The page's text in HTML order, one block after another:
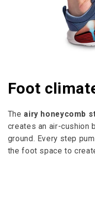
Foot
The airy honeycomb
creates an air-cushion
ground. Every step
the foot space to